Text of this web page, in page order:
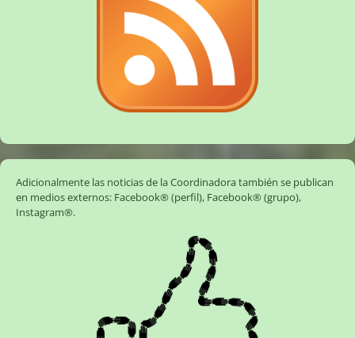
Adicionalmente las noticias de la Coordinadora también se publican
en medios externos: Facebook® (perfil), Facebook® (grupo),
Instagram®.